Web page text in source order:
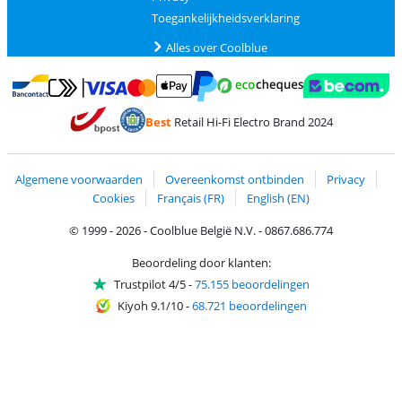
Toegankelijkheidsverklaring
Alles over Coolblue
Betalen met Bancontact
Betalen met MasterCard en Visa via ClickToPay
Betalen met PayPal
BestRetail Hi-Fi Electro Brand 2024
Algemene voorwaarden Overeenkomst ontbinden
Privacy
Cookies
Français (FR)
English (EN)
© 1999 - 2026 - Coolblue België N.V. - 0867.686.774
Beoordeling door klanten:
Trustpilot 4/5-75.155 beoordelingen
Kiyoh 9.1/10-68.721 beoordelingen